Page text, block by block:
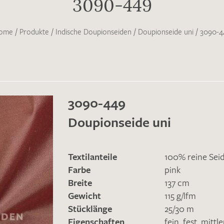
3090-449
/ Produkte / Indische Doupionseiden / Doupionseide uni / 3090-
3090-449
Doupionseide uni
Textilanteile
100% reine
Farbe
pink
Breite
137 cm
Gewicht
115 g/lfm
Stücklänge
25/30 m
Eigenschaften
fein fest